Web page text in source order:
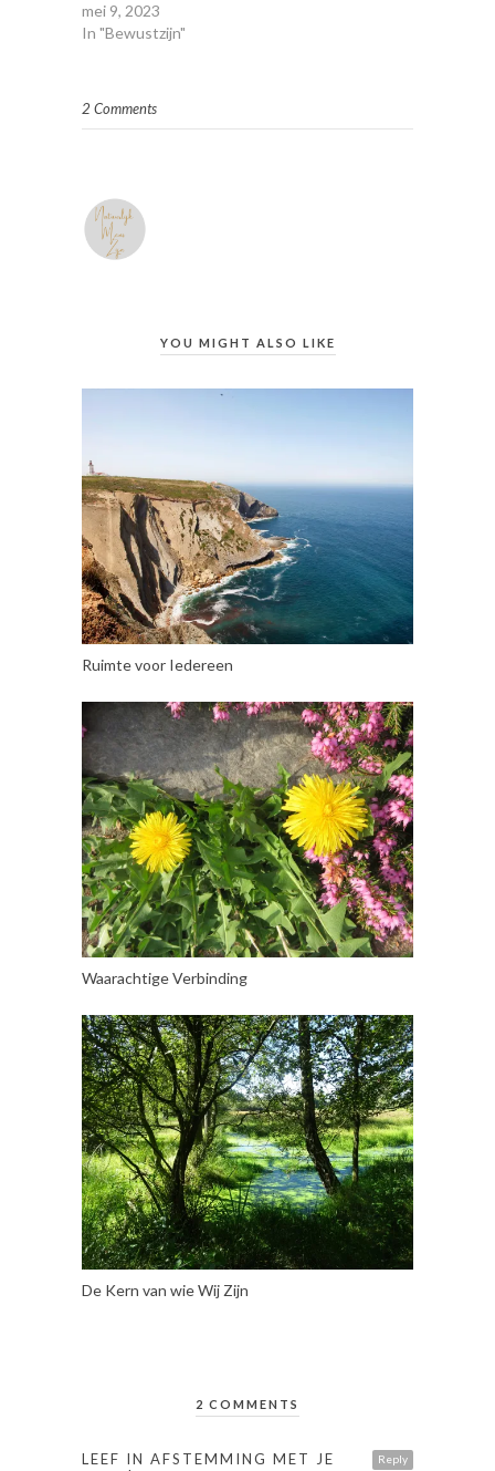
mei 9, 2023
In "Bewustzijn"
2 Comments
YOU MIGHT ALSO LIKE
Ruimte voor Iedereen
Waarachtige Verbinding
De Kern van wie Wij Zijn
2 COMMENTS
Reply
LEEF IN AFSTEMMING MET JE